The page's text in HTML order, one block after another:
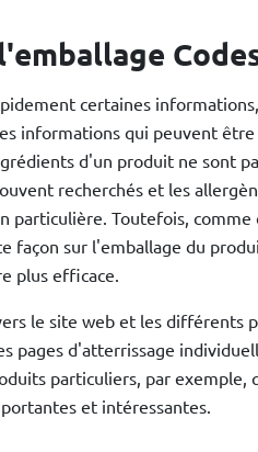
certaines
informations qui peuvent
d'un produit ne sont
recherchés et les
Toutefois, comme
façon sur l'emballage du
plus efficace.
le site web et les différents
pages d'atterrissage
particuliers, par exemple,
et intéressantes.